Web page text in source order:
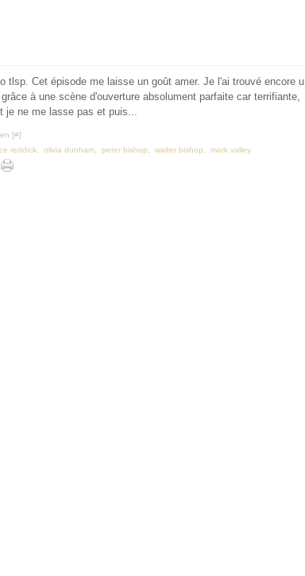
tlsp. Cet épisode me laisse un goût amer. Je l'ai trouvé encore u
à une scène d'ouverture absolument parfaite car terrifiante,
je ne me lasse pas et puis...
[#]
reddick olivia dunham peter bishop walter bishop mark valley